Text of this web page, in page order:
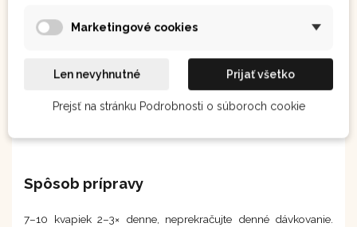
Spôsob prípravy
7–10 kvapiek 2–3× denne, neprekračujte denné dávkovanie.
Marketingové cookies
Len nevyhnutné Prijať všetko
Prejsť na stránku Podrobnosti o súboroch cookie